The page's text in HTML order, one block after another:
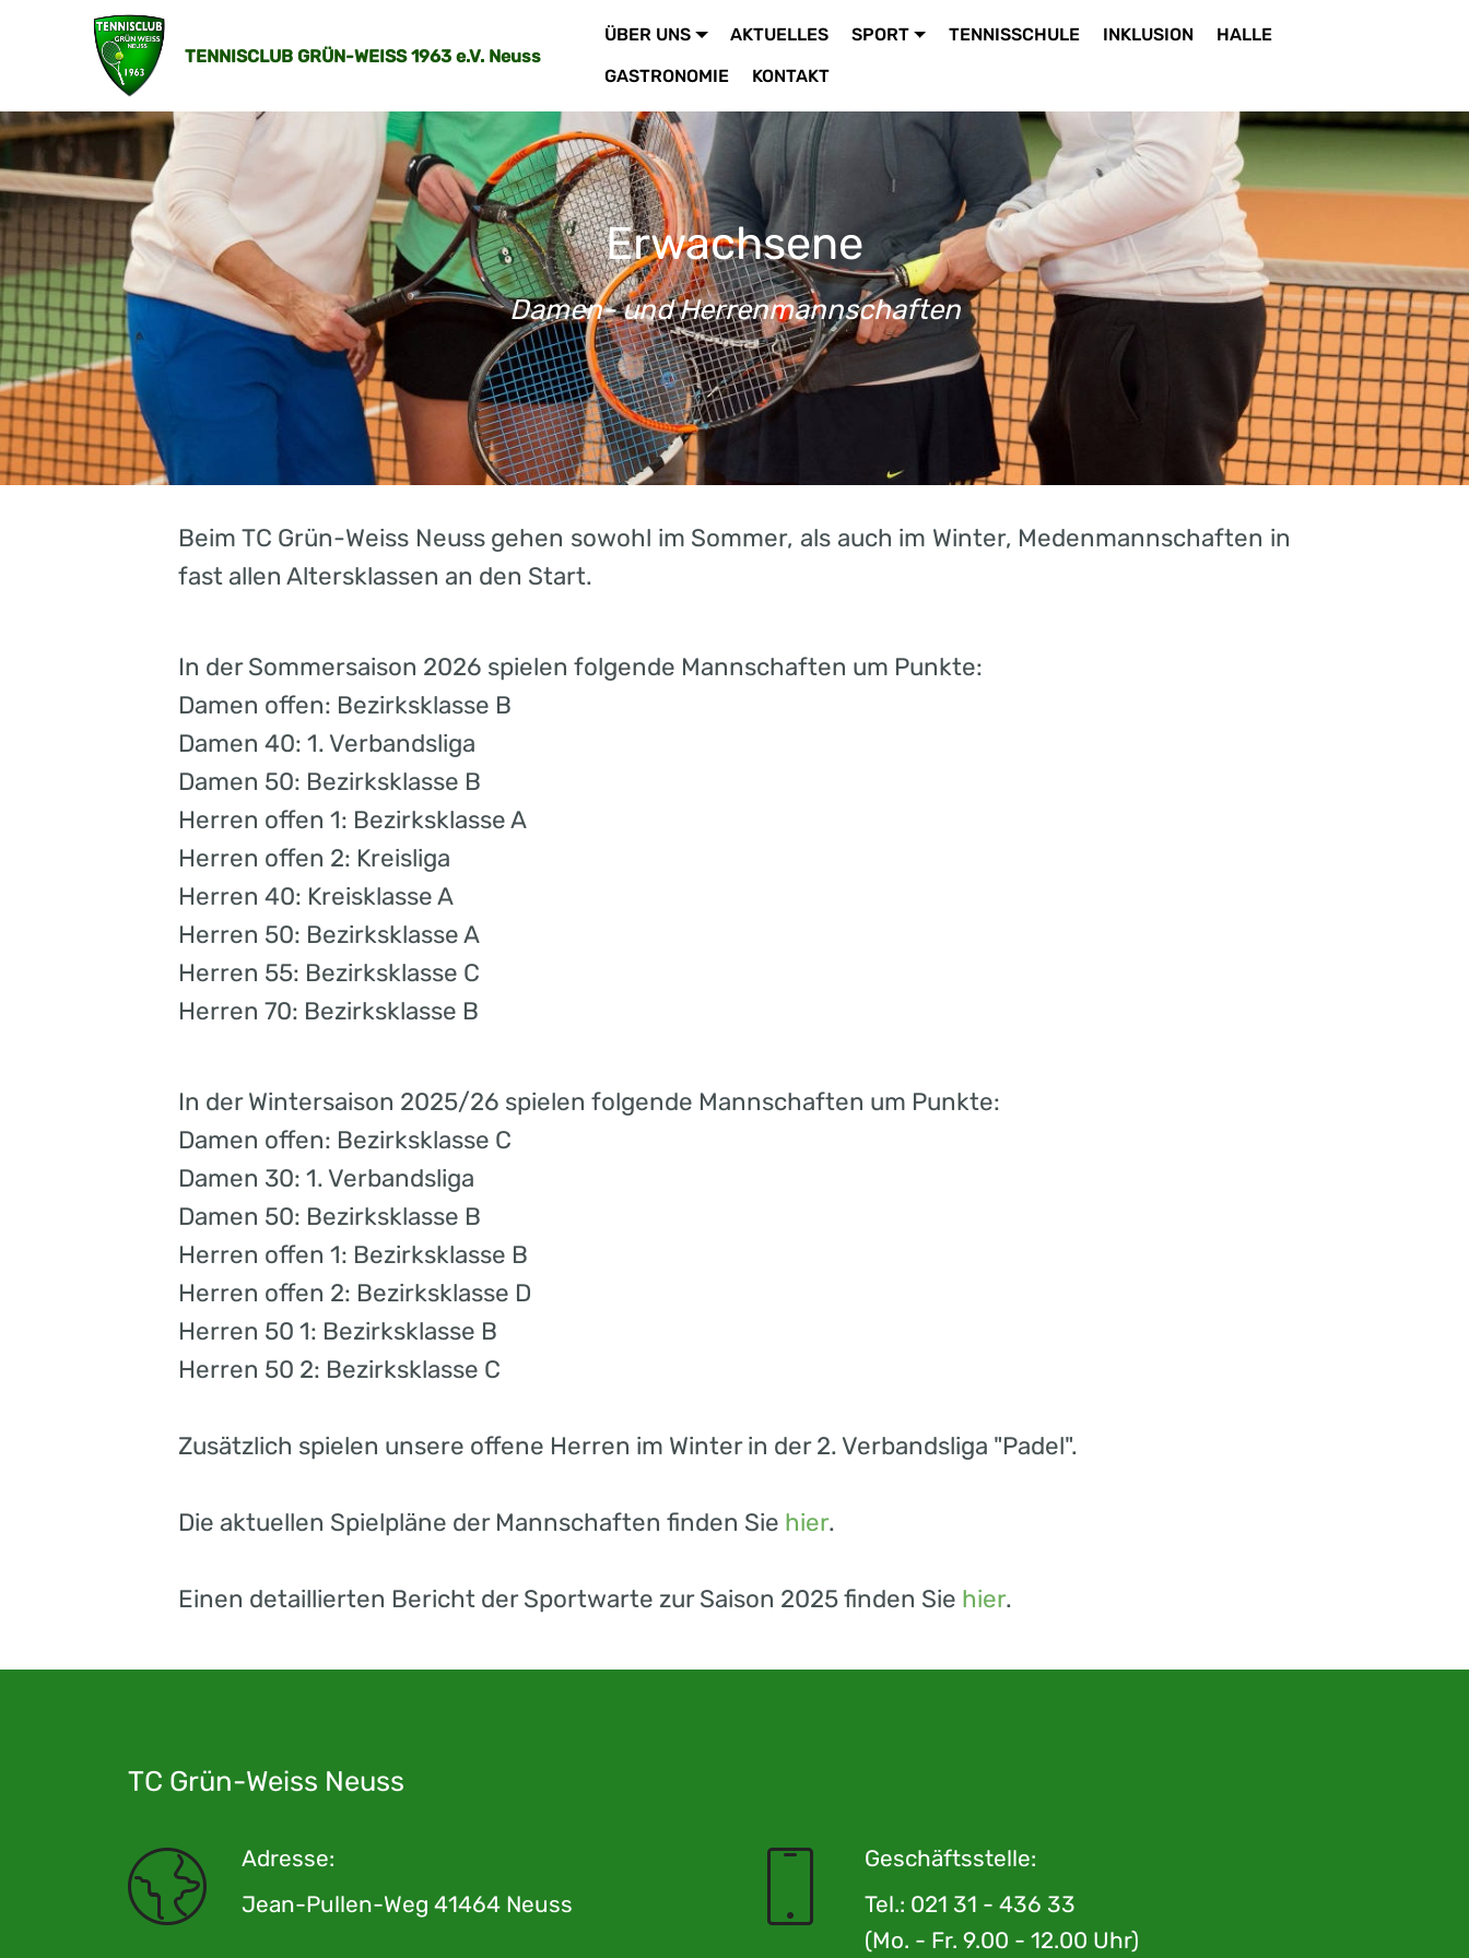
TENNISCLUB GRÜN-WEISS 1963 e.V. Neuss
ÜBER UNS AKTUELLES SPORT TENNISSCHULE INKLUSION HALLE
GASTRONOMIE KONTAKT
Erwachsene
Damen- und Herrenmannschaften
Beim TC Grün-Weiss Neuss gehen sowohl im Sommer, als auch im Winter, Medenmannschaften in
fast allen Altersklassen an den Start.
In der Sommersaison 2026 spielen folgende Mannschaften um Punkte:
Damen offen: Bezirksklasse B
Damen 40: 1. Verbandsliga
Damen 50: Bezirksklasse B
Herren offen 1: Bezirksklasse A
Herren offen 2: Kreisliga
Herren 40: Kreisklasse A
Herren 50: Bezirksklasse A
Herren 55: Bezirksklasse C
Herren 70: Bezirksklasse B
In der Wintersaison 2025/26 spielen folgende Mannschaften um Punkte:
Damen offen: Bezirksklasse C
Damen 30: 1. Verbandsliga
Damen 50: Bezirksklasse B
Herren offen 1: Bezirksklasse B
Herren offen 2: Bezirksklasse D
Herren 50 1: Bezirksklasse B
Herren 50 2: Bezirksklasse C
Zusätzlich spielen unsere offene Herren im Winter in der 2. Verbandsliga "Padel".
Die aktuellen Spielpläne der Mannschaften finden Sie hier.
Einen detaillierten Bericht der Sportwarte zur Saison 2025 finden Sie hier.
TC Grün-Weiss Neuss
Adresse:
Jean-Pullen-Weg 41464 Neuss
Geschäftsstelle:
Tel.: 021 31 - 436 33
(Mo. - Fr. 9.00 - 12.00 Uhr)